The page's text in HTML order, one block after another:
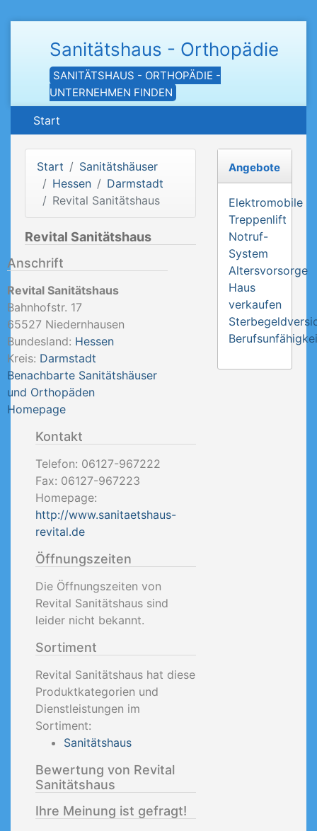
Sanitätshaus - Orthopädie
SANITÄTSHAUS - ORTHOPÄDIE -
UNTERNEHMEN FINDEN
Start
Start
Sanitätshäuser
Hessen
Darmstadt
Revital Sanitätshaus
Revital Sanitätshaus
Anschrift
Revital Sanitätshaus
Bahnhofstr. 17
65527 Niedernhausen
Bundesland: Hessen
Kreis: Darmstadt
Benachbarte Sanitätshäuser
und Orthopäden
Homepage
Kontakt
Telefon: 06127-967222
Fax: 06127-967223
Homepage:
http://www.sanitaetshaus-
revital.de
Öffnungszeiten
Die Öffnungszeiten von
Revital Sanitätshaus sind
leider nicht bekannt.
Sortiment
Revital Sanitätshaus hat diese
Produktkategorien und
Dienstleistungen im
Sortiment:
Sanitätshaus
Bewertung von Revital
Sanitätshaus
Ihre Meinung ist gefragt!
Angebote
Elektromobile
Treppenlift
Notruf-
System
Altersvorsorge
Haus
verkaufen